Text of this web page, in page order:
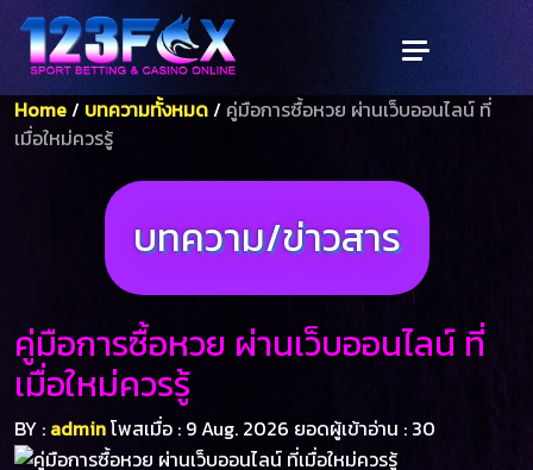
Home/ บทความทั้งหมด/ คู่มือการซื้อหวย ผ่านเว็บออนไลน์ ที่
เมื่อใหม่ควรรู้
บทความ/ข่าวสาร
คู่มือการซื้อหวย ผ่านเว็บออนไลน์ ที่
เมื่อใหม่ควรรู้
BY : adminโพสเมื่อ : 9 Aug. 2026 ยอดผู้เข้าอ่าน : 30